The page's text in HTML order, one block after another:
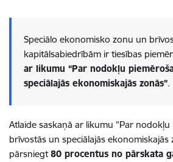
Speciālo ekonomisko zonu un
kapitālsabiedrībām ir tiesības
ar likumu “Par nodokļu
speciālajās ekonomiskajās zonās”.
Atlaide saskaņā ar likumu "Par
brīvostās un speciālajās
pārsniegt80 procentus no pārskata